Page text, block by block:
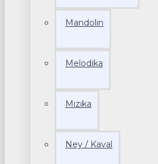
Mandolin
Melodika
Mızıka
Ney / Kaval